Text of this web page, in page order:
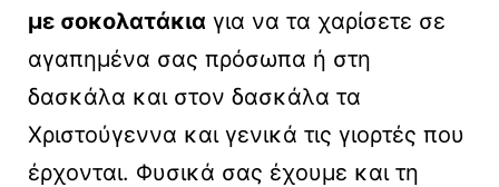
με σοκολατάκια για να τα χαρίσετε σε
αγαπημένα σας πρόσωπα ή στη
δασκάλα και στον δασκάλα τα
Χριστούγεννα και γενικά τις γιορτές που
έρχονται. Φυσικά σας έχουμε και τη